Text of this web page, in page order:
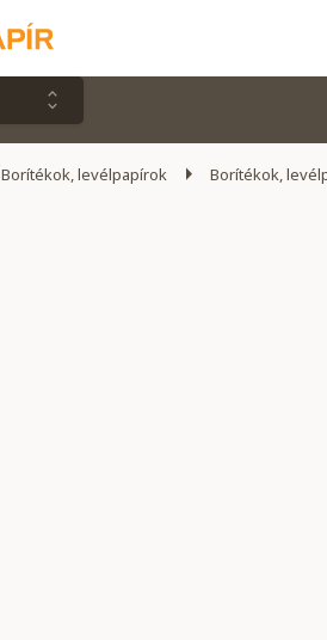
Borítékok, levélpapírok Borítékok,